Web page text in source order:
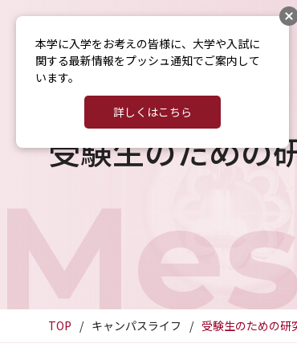
受験生のための
TOP キャンパスライフ 受験生のための研
本学に入学をお考えの皆様に、大学や入試に
関する最新情報をプッシュ通知でご案内して
います。
詳しくはこちら